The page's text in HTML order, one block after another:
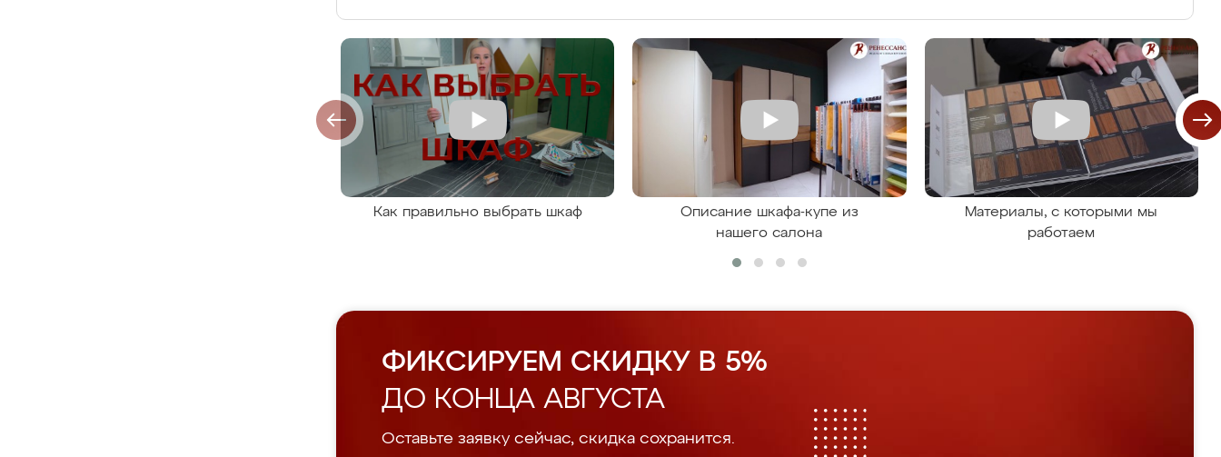
Как правильно выбрать шкаф
Описание шкафа-купе из
нашего салона
Материалы, с которыми мы
работаем
ФИКСИРУЕМ СКИДКУ В 5%
ДО КОНЦА АВГУСТА
Оставьте заявку сейчас, скидка сохранится.